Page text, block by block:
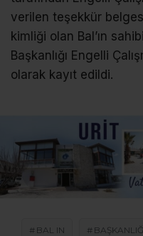
verilen teşekkür
kimliği olan Bal’ın
Başkanlığı Engelli
olarak kayıt edildi.
BAL IN